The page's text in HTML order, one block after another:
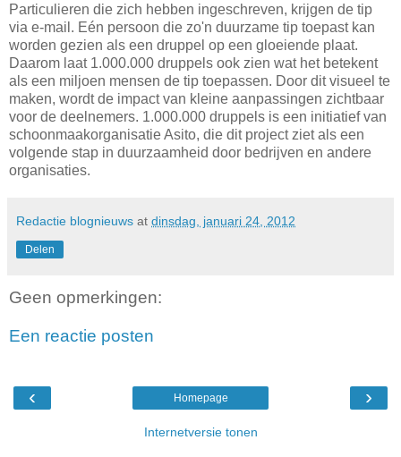
Particulieren die zich hebben ingeschreven, krijgen de tip
via e-mail. Eén persoon die zo'n duurzame tip toepast kan
worden gezien als een druppel op een gloeiende plaat.
Daarom laat 1.000.000 druppels ook zien wat het betekent
als een miljoen mensen de tip toepassen. Door dit visueel te
maken, wordt de impact van kleine aanpassingen zichtbaar
voor de deelnemers. 1.000.000 druppels is een initiatief van
schoonmaakorganisatie Asito, die dit project ziet als een
volgende stap in duurzaamheid door bedrijven en andere
organisaties.
Redactie blognieuws at dinsdag, januari 24, 2012
Delen
Geen opmerkingen:
Een reactie posten
‹ ›
Homepage
Internetversie tonen